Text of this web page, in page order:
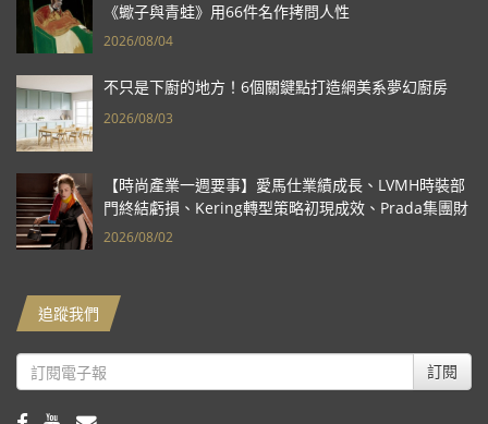
《蠍子與青蛙》用66件名作拷問人性
2026/08/04
不只是下廚的地方！6個關鍵點打造網美系夢幻廚房
2026/08/03
【時尚產業一週要事】愛馬仕業績成長、LVMH時裝部
門終結虧損、Kering轉型策略初現成效、Prada集團財
報亮眼
2026/08/02
追蹤我們
訂閱